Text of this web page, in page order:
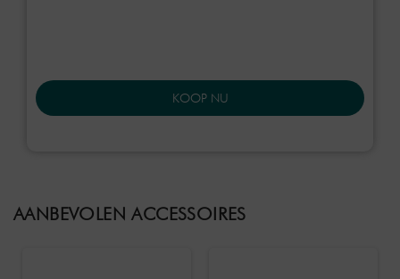
KOOP NU
AANBEVOLEN ACCESSOIRES